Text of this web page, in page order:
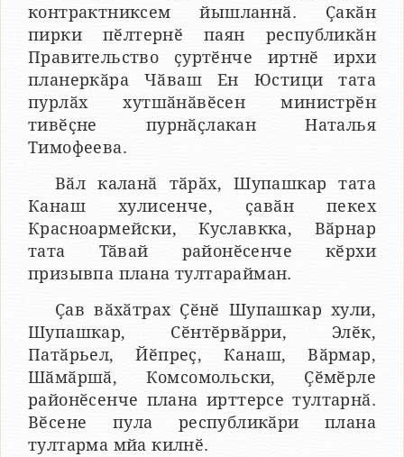
контрактниксем йышланнӑ. Ҫакӑн
пирки пӗлтернӗ паян республикӑн
Правительство ҫуртӗнче иртнӗ ирхи
планеркӑра Чӑваш Ен Юстици тата
пурлӑх хутшӑнӑвӗсен министрӗн
тивӗҫне пурнӑҫлакан Наталья
Тимофеева.
Вӑл каланӑ тӑрӑх, Шупашкар тата
Канаш хулисенче, ҫавӑн пекех
Красноармейски, Куславкка, Вӑрнар
тата Тӑвай районӗсенче кӗрхи
призывпа плана тултарайман.
Ҫав вӑхӑтрах Ҫӗнӗ Шупашкар хули,
Шупашкар, Сӗнтӗрвӑрри, Элӗк,
Патӑрьел, Йӗпреҫ, Канаш, Вӑрмар,
Шӑмӑршӑ, Комсомольски, Ҫӗмӗрле
районӗсенче плана ирттерсе тултарнӑ.
Вӗсене пула республикӑри плана
тултарма мйа килнӗ.